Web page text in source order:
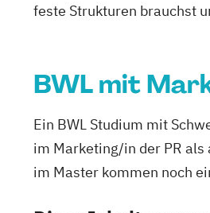
feste Strukturen brauchst
BWL mit
Ein BWL Studium mit
im Marketing/in der PR
im Master kommen noch